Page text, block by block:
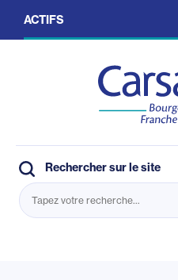
contenu
ACTIFS
Rechercher sur le site